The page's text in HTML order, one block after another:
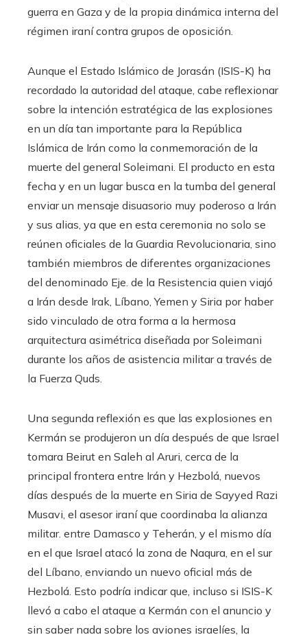
guerra en Gaza y de la propia dinámica interna del
régimen iraní contra grupos de oposición.
Aunque el Estado Islámico de Jorasán (ISIS-K) ha
recordado la autoridad del ataque, cabe reflexionar
sobre la intención estratégica de las explosiones
en un día tan importante para la República
Islámica de Irán como la conmemoración de la
muerte del general Soleimani. El producto en esta
fecha y en un lugar busca en la tumba del general
enviar un mensaje disuasorio muy poderoso a Irán
y sus alias, ya que en esta ceremonia no solo se
reúnen oficiales de la Guardia Revolucionaria, sino
también miembros de diferentes organizaciones
del denominado Eje. de la Resistencia quien viajó
a Irán desde Irak, Líbano, Yemen y Siria por haber
sido vinculado de otra forma a la hermosa
arquitectura asimétrica diseñada por Soleimani
durante los años de asistencia militar a través de
la Fuerza Quds.
Una segunda reflexión es que las explosiones en
Kermán se produjeron un día después de que Israel
tomara Beirut en Saleh al Aruri, cerca de la
principal frontera entre Irán y Hezbolá, nuevos
días después de la muerte en Siria de Sayyed Razi
Musavi, el asesor iraní que coordinaba la alianza
militar. entre Damasco y Teherán, y el mismo día
en el que Israel atacó la zona de Naqura, en el sur
del Líbano, enviando un nuevo oficial más de
Hezbolá. Esto podría indicar que, incluso si ISIS-K
llevó a cabo el ataque a Kermán con el anuncio y
sin saber nada sobre los aviones israelíes, la